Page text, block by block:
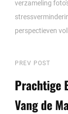
verzameling
perspectieven
Previous
Post
PREV POST
Prachtige
Vang de